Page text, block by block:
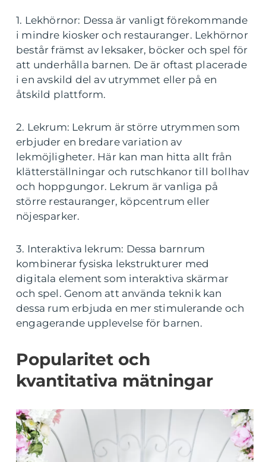
1. Lekhörnor: Dessa är vanligt förekommande
i mindre kiosker och restauranger. Lekhörnor
består främst av leksaker, böcker och spel för
att underhålla barnen. De är oftast placerade
i en avskild del av utrymmet eller på en
åtskild plattform.
2. Lekrum: Lekrum är större utrymmen som
erbjuder en bredare variation av
lekmöjligheter. Här kan man hitta allt från
klätterställningar och rutschkanor till bollhav
och hoppgungor. Lekrum är vanliga på
större restauranger, köpcentrum eller
nöjesparker.
3. Interaktiva lekrum: Dessa barnrum
kombinerar fysiska lekstrukturer med
digitala element som interaktiva skärmar
och spel. Genom att använda teknik kan
dessa rum erbjuda en mer stimulerande och
engagerande upplevelse för barnen.
Popularitet och
kvantitativa mätningar